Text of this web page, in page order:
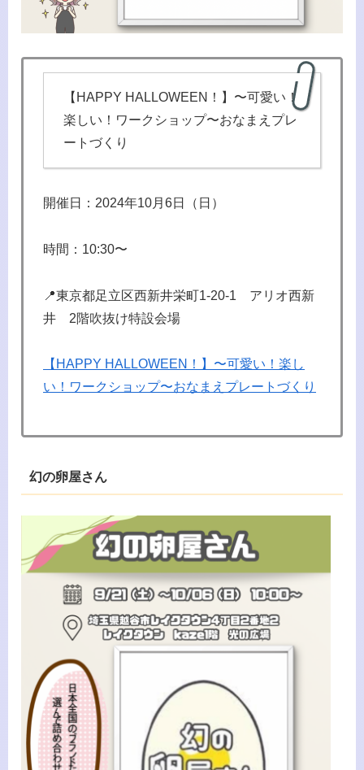
【HAPPY HALLOWEEN！】〜可愛い！
楽しい！ワークショップ〜おなまえプレ
ートづくり
開催日：2024年10月6日（日）
時間：10:30〜
📍東京都足立区西新井栄町1-20-1 アリオ西新
井 2階吹抜け特設会場
【HAPPY HALLOWEEN！】〜可愛い！楽し
い！ワークショップ〜おなまえプレートづくり
幻の卵屋さん